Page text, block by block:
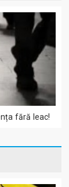
fără leac!